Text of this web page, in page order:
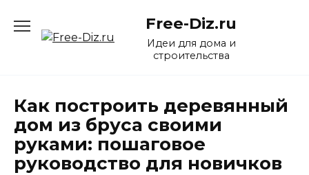
содержанию
Free-Diz.ru
Идеи для дома и
строительства
Как построить деревянный
дом из бруса своими
руками: пошаговое
руководство для новичков